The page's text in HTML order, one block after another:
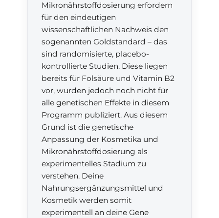
Mikronährstoffdosierung erfordern
für den eindeutigen
wissenschaftlichen Nachweis den
sogenannten Goldstandard – das
sind randomisierte, placebo-
kontrollierte Studien. Diese liegen
bereits für Folsäure und Vitamin B2
vor, wurden jedoch noch nicht für
alle genetischen Effekte in diesem
Programm publiziert. Aus diesem
Grund ist die genetische
Anpassung der Kosmetika und
Mikronährstoffdosierung als
experimentelles Stadium zu
verstehen. Deine
Nahrungsergänzungsmittel und
Kosmetik werden somit
experimentell an deine Gene